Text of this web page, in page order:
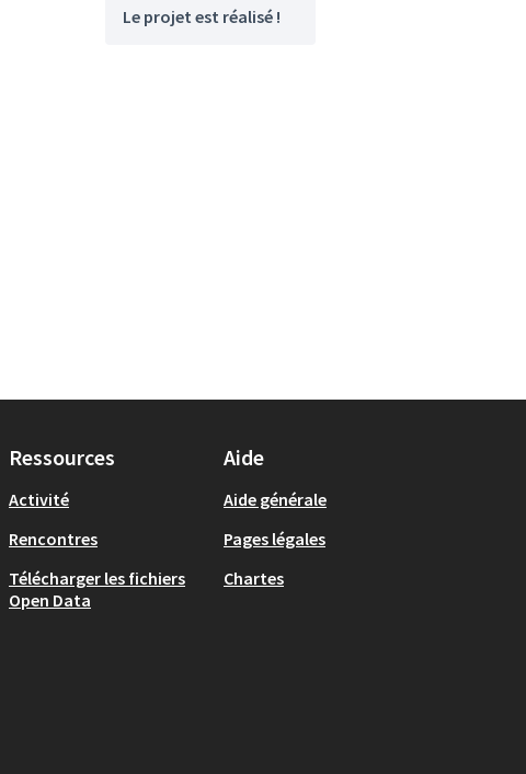
Le projet est réalisé !
Ressources
Activité
Rencontres
Télécharger les fichiers
Open Data
Aide
Aide générale
Pages légales
Chartes